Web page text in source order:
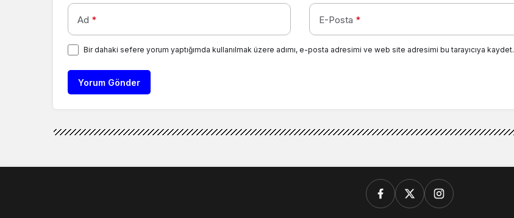
Ad * E-Posta *
Bir dahaki sefere yorum yaptığımda kullanılmak üzere adımı, e-posta adresimi ve web site adresimi bu tarayıcıya kaydet.
Yorum Gönder